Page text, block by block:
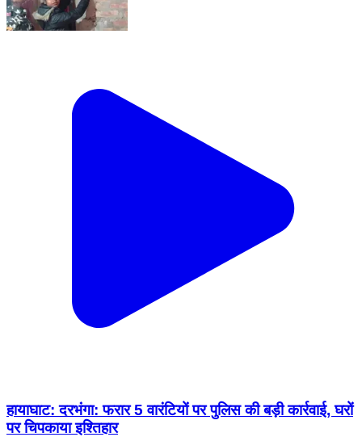
हायाघाट: दरभंगा: फरार 5 वारंटियों पर पुलिस की बड़ी कार्रवाई, घरों
पर चिपकाया इश्तिहार